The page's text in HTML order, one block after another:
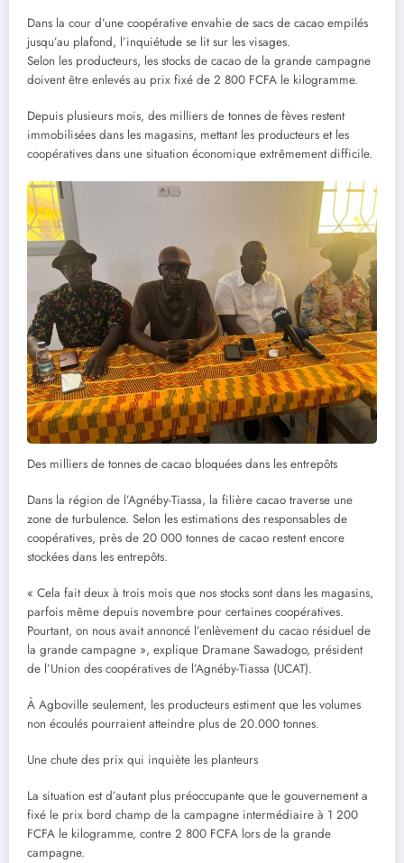
Dans la cour d’une coopérative envahie de sacs de cacao empilés
jusqu’au plafond, l’inquiétude se lit sur les visages.
Selon les producteurs, les stocks de cacao de la grande campagne
doivent être enlevés au prix fixé de 2 800 FCFA le kilogramme.
Depuis plusieurs mois, des milliers de tonnes de fèves restent
immobilisées dans les magasins, mettant les producteurs et les
coopératives dans une situation économique extrêmement difficile.
Des milliers de tonnes de cacao bloquées dans les entrepôts
Dans la région de l’Agnéby-Tiassa, la filière cacao traverse une
zone de turbulence. Selon les estimations des responsables de
coopératives, près de 20 000 tonnes de cacao restent encore
stockées dans les entrepôts.
« Cela fait deux à trois mois que nos stocks sont dans les magasins,
parfois même depuis novembre pour certaines coopératives.
Pourtant, on nous avait annoncé l’enlèvement du cacao résiduel de
la grande campagne », explique Dramane Sawadogo, président
de l’Union des coopératives de l’Agnéby-Tiassa (UCAT).
À Agboville seulement, les producteurs estiment que les volumes
non écoulés pourraient atteindre plus de 20.000 tonnes.
Une chute des prix qui inquiète les planteurs
La situation est d’autant plus préoccupante que le gouvernement a
fixé le prix bord champ de la campagne intermédiaire à 1 200
FCFA le kilogramme, contre 2 800 FCFA lors de la grande
campagne.